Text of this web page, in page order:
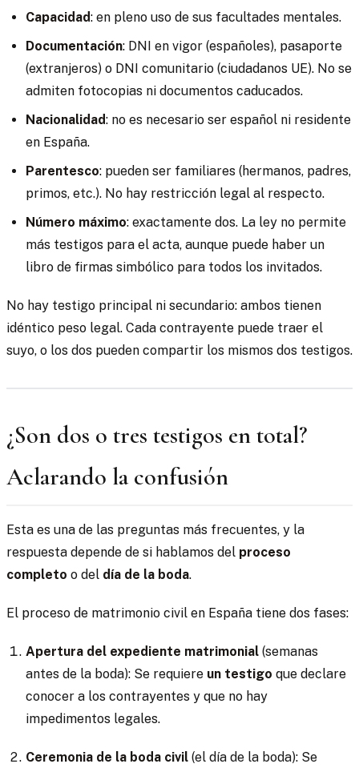
Capacidad: en pleno uso de sus facultades mentales.
Documentación: DNI en vigor (españoles), pasaporte
(extranjeros) o DNI comunitario (ciudadanos UE). No se
admiten fotocopias ni documentos caducados.
Nacionalidad: no es necesario ser español ni residente
en España.
Parentesco: pueden ser familiares (hermanos, padres,
primos, etc.). No hay restricción legal al respecto.
Número máximo: exactamente dos. La ley no permite
más testigos para el acta, aunque puede haber un
libro de firmas simbólico para todos los invitados.
No hay testigo principal ni secundario: ambos tienen
idéntico peso legal. Cada contrayente puede traer el
suyo, o los dos pueden compartir los mismos dos testigos.
¿Son dos o tres testigos en total?
Aclarando la confusión
Esta es una de las preguntas más frecuentes, y la
respuesta depende de si hablamos del proceso
completo o del día de la boda.
El proceso de matrimonio civil en España tiene dos fases:
Apertura del expediente matrimonial (semanas
antes de la boda): Se requiere un testigo que declare
conocer a los contrayentes y que no hay
impedimentos legales.
Ceremonia de la boda civil (el día de la boda): Se